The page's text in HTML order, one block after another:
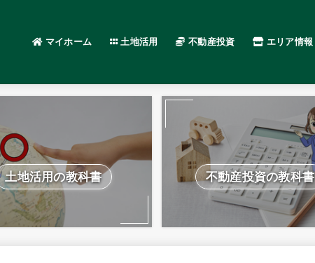
マイホーム 土地活用 不動産投資 エリア情報
土地活用の教科書 不動産投資の教科書